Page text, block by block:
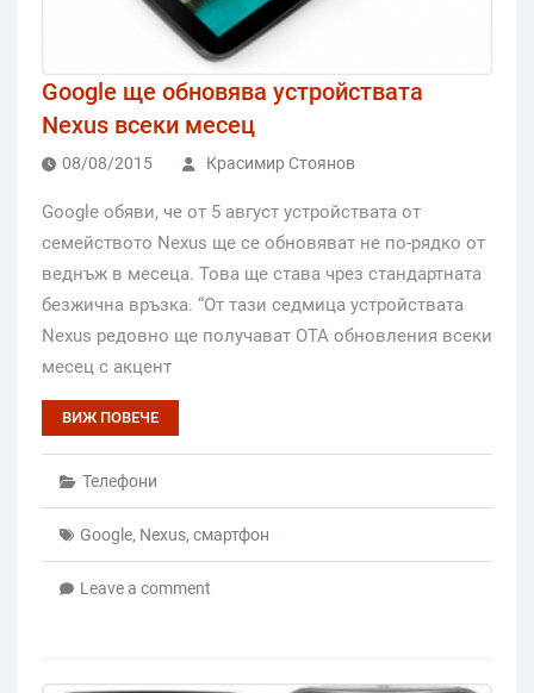
Google ще обновява устройствата
Nexus всеки месец
08/08/2015 Красимир Стоянов
Google обяви, че от 5 август устройствата от
семейството Nexus ще се обновяват не по-рядко от
веднъж в месеца. Това ще става чрез стандартната
безжична връзка. “От тази седмица устройствата
Nexus редовно ще получават OTA обновления всеки
месец с акцент
ВИЖ ПОВЕЧЕ
Телефони
Google, Nexus, смартфон
Leave a comment